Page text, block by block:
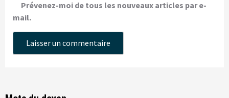
Prévenez-moi de tous les nouveaux articles par e-
mail.